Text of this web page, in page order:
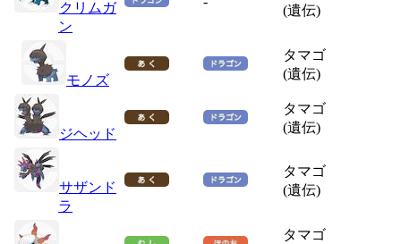
クリムガ
ン
(遺伝)
モノズ
タマゴ
(遺伝)
ジヘッド
タマゴ
(遺伝)
サザンド
ラ
タマゴ
(遺伝)
タマゴ